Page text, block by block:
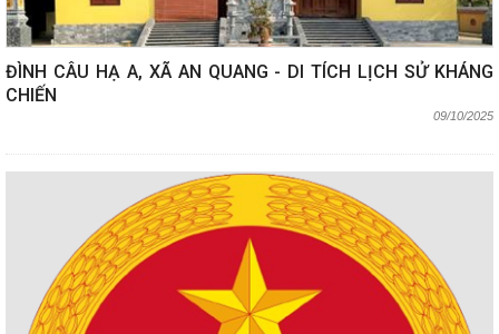
ĐÌNH CÂU HẠ A, XÃ AN QUANG - DI TÍCH LỊCH SỬ KHÁNG
CHIẾN
09/10/2025